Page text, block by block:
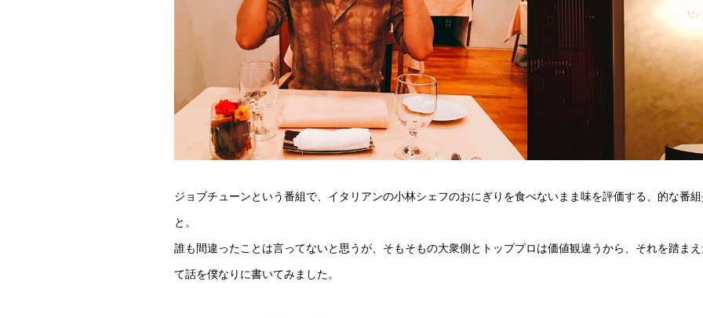
ジョブチューンという番組で、イタリアンの小林シェフのおにぎりを食べないまま味を評価する、的な番
と。
誰も間違ったことは言ってないと思うが、そもそもの大衆側とトッププロは価値観違うから、それを踏ま
て話を僕なりに書いてみました。